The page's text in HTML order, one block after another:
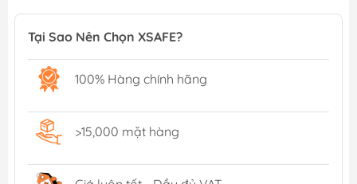
Tại Sao Nên Chọn XSAFE?
100% Hàng chính hãng
>15,000 mặt hàng